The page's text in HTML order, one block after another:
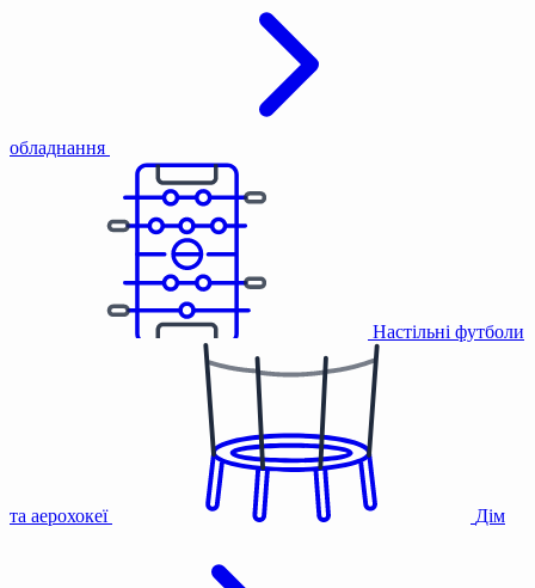
обладнання
Настільні футболи
та аерохокеї Дім